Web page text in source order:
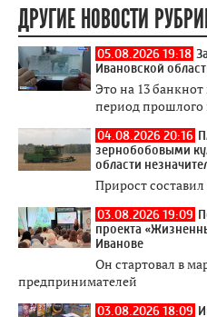
ДРУГИЕ НОВОСТИ
05.08.2026 19:18
Ивановской
Это на 13
период прошлого
04.08.2026 20:16
зернобобовыми
области
Прирост составил
03.08.2026 19:09
проекта
Иванове
Он стартовал в
предпринимателей
03.08.2026 18:09